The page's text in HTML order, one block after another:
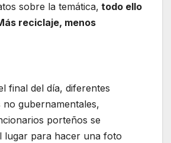
sobre la temática, todo ello
reciclaje, menos
final del día, diferentes
no gubernamentales,
porteños se
lugar para hacer una foto